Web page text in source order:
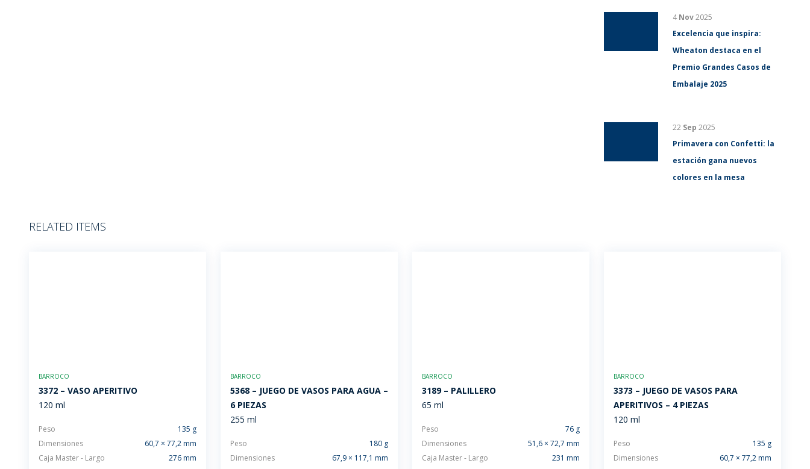
4Nov2025
Excelencia que inspira:
Wheaton destaca en el
Premio Grandes Casos de
Embalaje 2025
22 Sep 2025
Primavera con Confetti: la
estación gana nuevos
colores en la mesa
RELATED ITEMS
BARROCO
3372 – VASO APERITIVO
120 ml
Peso
135 g
Dimensiones
60,7 × 77,2 mm
Caja Master - Largo
276 mm
BARROCO
5368 – JUEGO DE VASOS PARA AGUA –
6 PIEZAS
255 ml
Peso
180 g
Dimensiones
67,9 × 117,1 mm
BARROCO
3189 – PALILLERO
65 ml
Peso
76 g
Dimensiones
51,6 × 72,7 mm
Caja Master - Largo
231 mm
BARROCO
3373 – JUEGO DE VASOS PARA
APERITIVOS – 4 PIEZAS
120 ml
Peso
135 g
Dimensiones
60,7 × 77,2 mm